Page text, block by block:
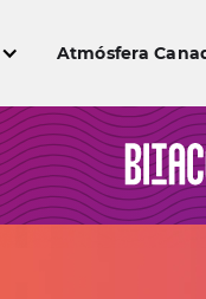
Atmósfera